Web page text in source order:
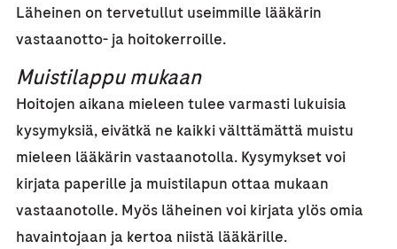
Läheinen on tervetullut useimmille lääkärin
vastaanotto- ja hoitokerroille.
Muistilappu mukaan
Hoitojen aikana mieleen tulee varmasti lukuisia
kysymyksiä, eivätkä ne kaikki välttämättä muistu
mieleen lääkärin vastaanotolla. Kysymykset voi
kirjata paperille ja muistilapun ottaa mukaan
vastaanotolle. Myös läheinen voi kirjata ylös omia
havaintojaan ja kertoa niistä lääkärille.